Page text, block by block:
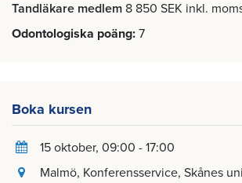
Tandläkare medlem 8 850 SEK inkl.
Odontologiska poäng 7
Boka kursen
15 oktober, 09:00 - 17:00
Malmö, Konferensservice, Skånes